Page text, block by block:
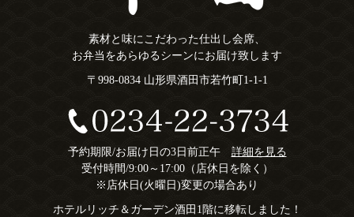
素材と味にこだわった仕出し会席、
お弁当をあらゆるシーンにお届け致します
〒998-0834 山形県酒田市若竹町1-1-1
予約期限/お届け日の3日前正午 詳細を見る
受付時間/9:00～17:00（店休日を除く）
※店休日(火曜日)変更の場合あり
ホテルリッチ＆ガーデン酒田1階に移転しました！